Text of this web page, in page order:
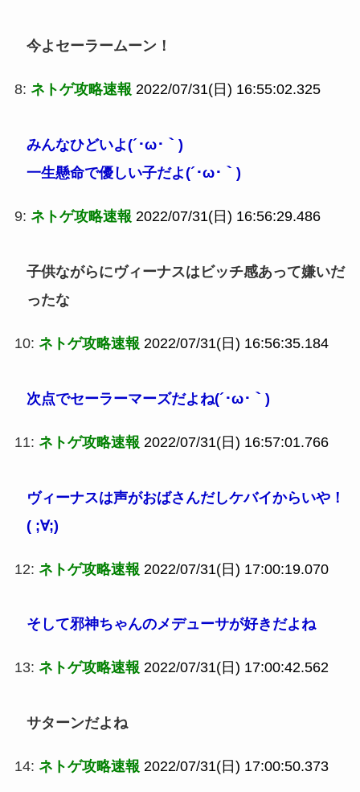
今よセーラームーン！
8: ネトゲ攻略速報 2022/07/31(日) 16:55:02.325
みんなひどいよ(´･ω･｀)
一生懸命で優しい子だよ(´･ω･｀)
9: ネトゲ攻略速報 2022/07/31(日) 16:56:29.486
子供ながらにヴィーナスはビッチ感あって嫌いだ
ったな
10: ネトゲ攻略速報 2022/07/31(日) 16:56:35.184
次点でセーラーマーズだよね(´･ω･｀)
11: ネトゲ攻略速報 2022/07/31(日) 16:57:01.766
ヴィーナスは声がおばさんだしケバイからいや！
( ;∀;)
12: ネトゲ攻略速報 2022/07/31(日) 17:00:19.070
そして邪神ちゃんのメデューサが好きだよね
13: ネトゲ攻略速報 2022/07/31(日) 17:00:42.562
サターンだよね
14: ネトゲ攻略速報 2022/07/31(日) 17:00:50.373